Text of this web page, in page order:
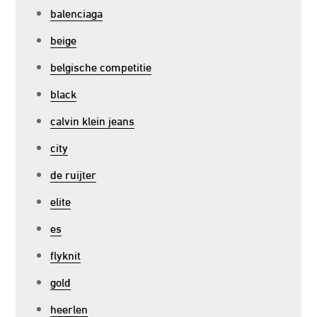
balenciaga
beige
belgische competitie
black
calvin klein jeans
city
de ruijter
elite
es
flyknit
gold
heerlen